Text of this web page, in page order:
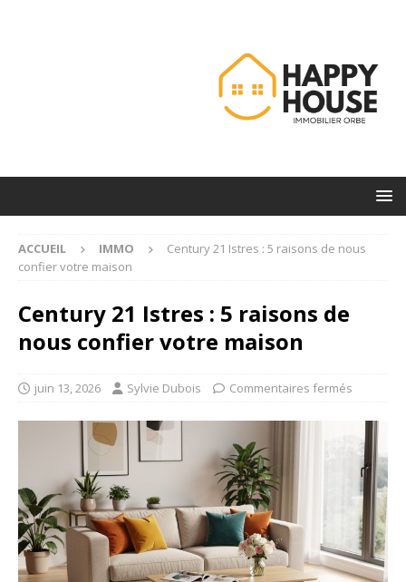
ACCUEIL IMMO
Century 21 Istres : 5 raisons de nous
confier votre maison
Century 21 Istres : 5 raisons de
nous confier votre maison
juin 13, 2026 Sylvie Dubois Commentaires fermés